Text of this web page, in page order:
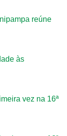
reúne
às
vez na 16ª